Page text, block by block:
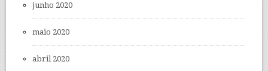
junho 2020
maio 2020
abril 2020